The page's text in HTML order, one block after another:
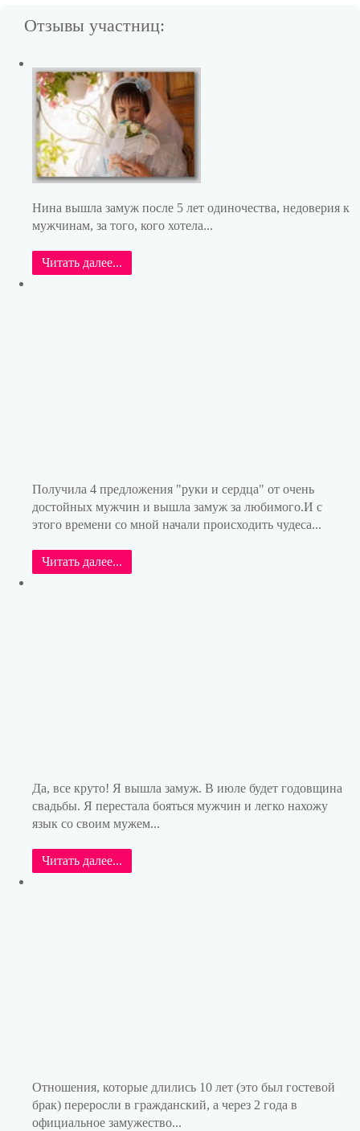
Отзывы участниц:
Нина вышла замуж после 5 лет одиночества, недоверия к
мужчинам, за того, кого хотела...
Читать далее...
Получила 4 предложения "руки и сердца" от очень
достойных мужчин и вышла замуж за любимого.И с
этого времени со мной начали происходить чудеса...
Читать далее...
Да, все круто! Я вышла замуж. В июле будет годовщина
свадьбы. Я перестала бояться мужчин и легко нахожу
язык со своим мужем...
Читать далее...
Отношения, которые длились 10 лет (это был гостевой
брак) переросли в гражданский, а через 2 года в
официальное замужество...